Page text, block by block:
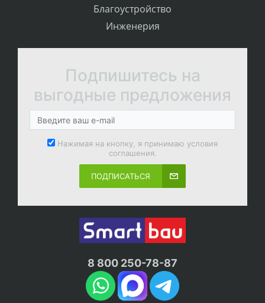
Благоустройство
Инженерия
Подпишитесь на
выгодные предложения
Нажимая на кнопку, я принимаю условия
соглашения.
ПОДПИСАТЬСЯ
8 800 250-78-87